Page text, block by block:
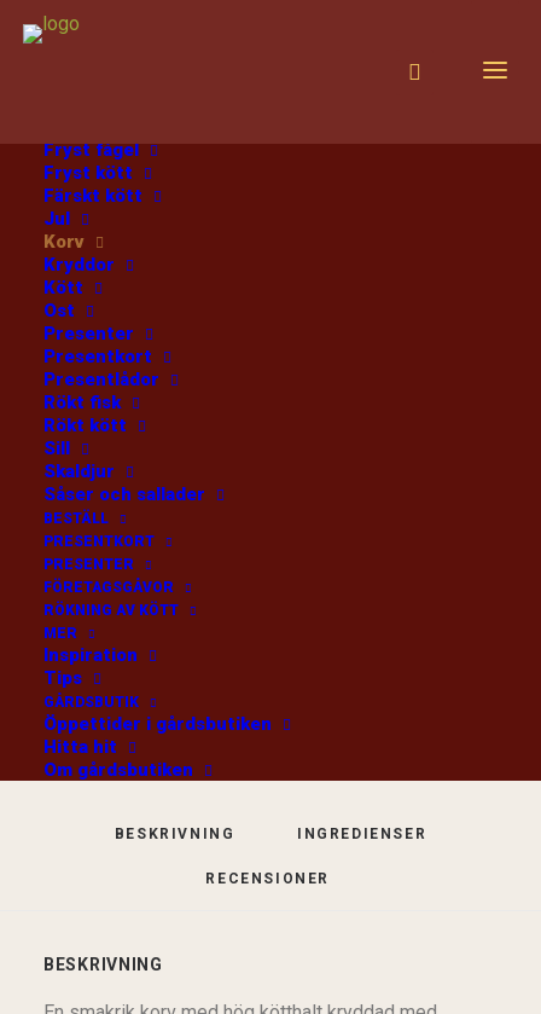
PRODUKTER
Alla produkter
Fryst fågel
Fryst kött
Färskt kött
Jul
Korv
Kryddor
Kött
Ost
Presenter
Presentkort
Presentlådor
Rökt fisk
Rökt kött
Sill
Skaldjur
Såser och sallader
BESTÄLL
PRESENTKORT
PRESENTER
FÖRETAGSGÅVOR
RÖKNING AV KÖTT
MER
Inspiration
Tips
GÅRDSBUTIK
Öppettider i gårdsbutiken
Hitta hit
Om gårdsbutiken
Hem Sundbyholmare- mälarchark
Sundbyholmare-
mälarchark
MÄLARCHARK 300G
57:- /st
SLUT I LAGER
Kategori
BESKRIVNING INGREDIENSER
RECENSIONER
BESKRIVNING